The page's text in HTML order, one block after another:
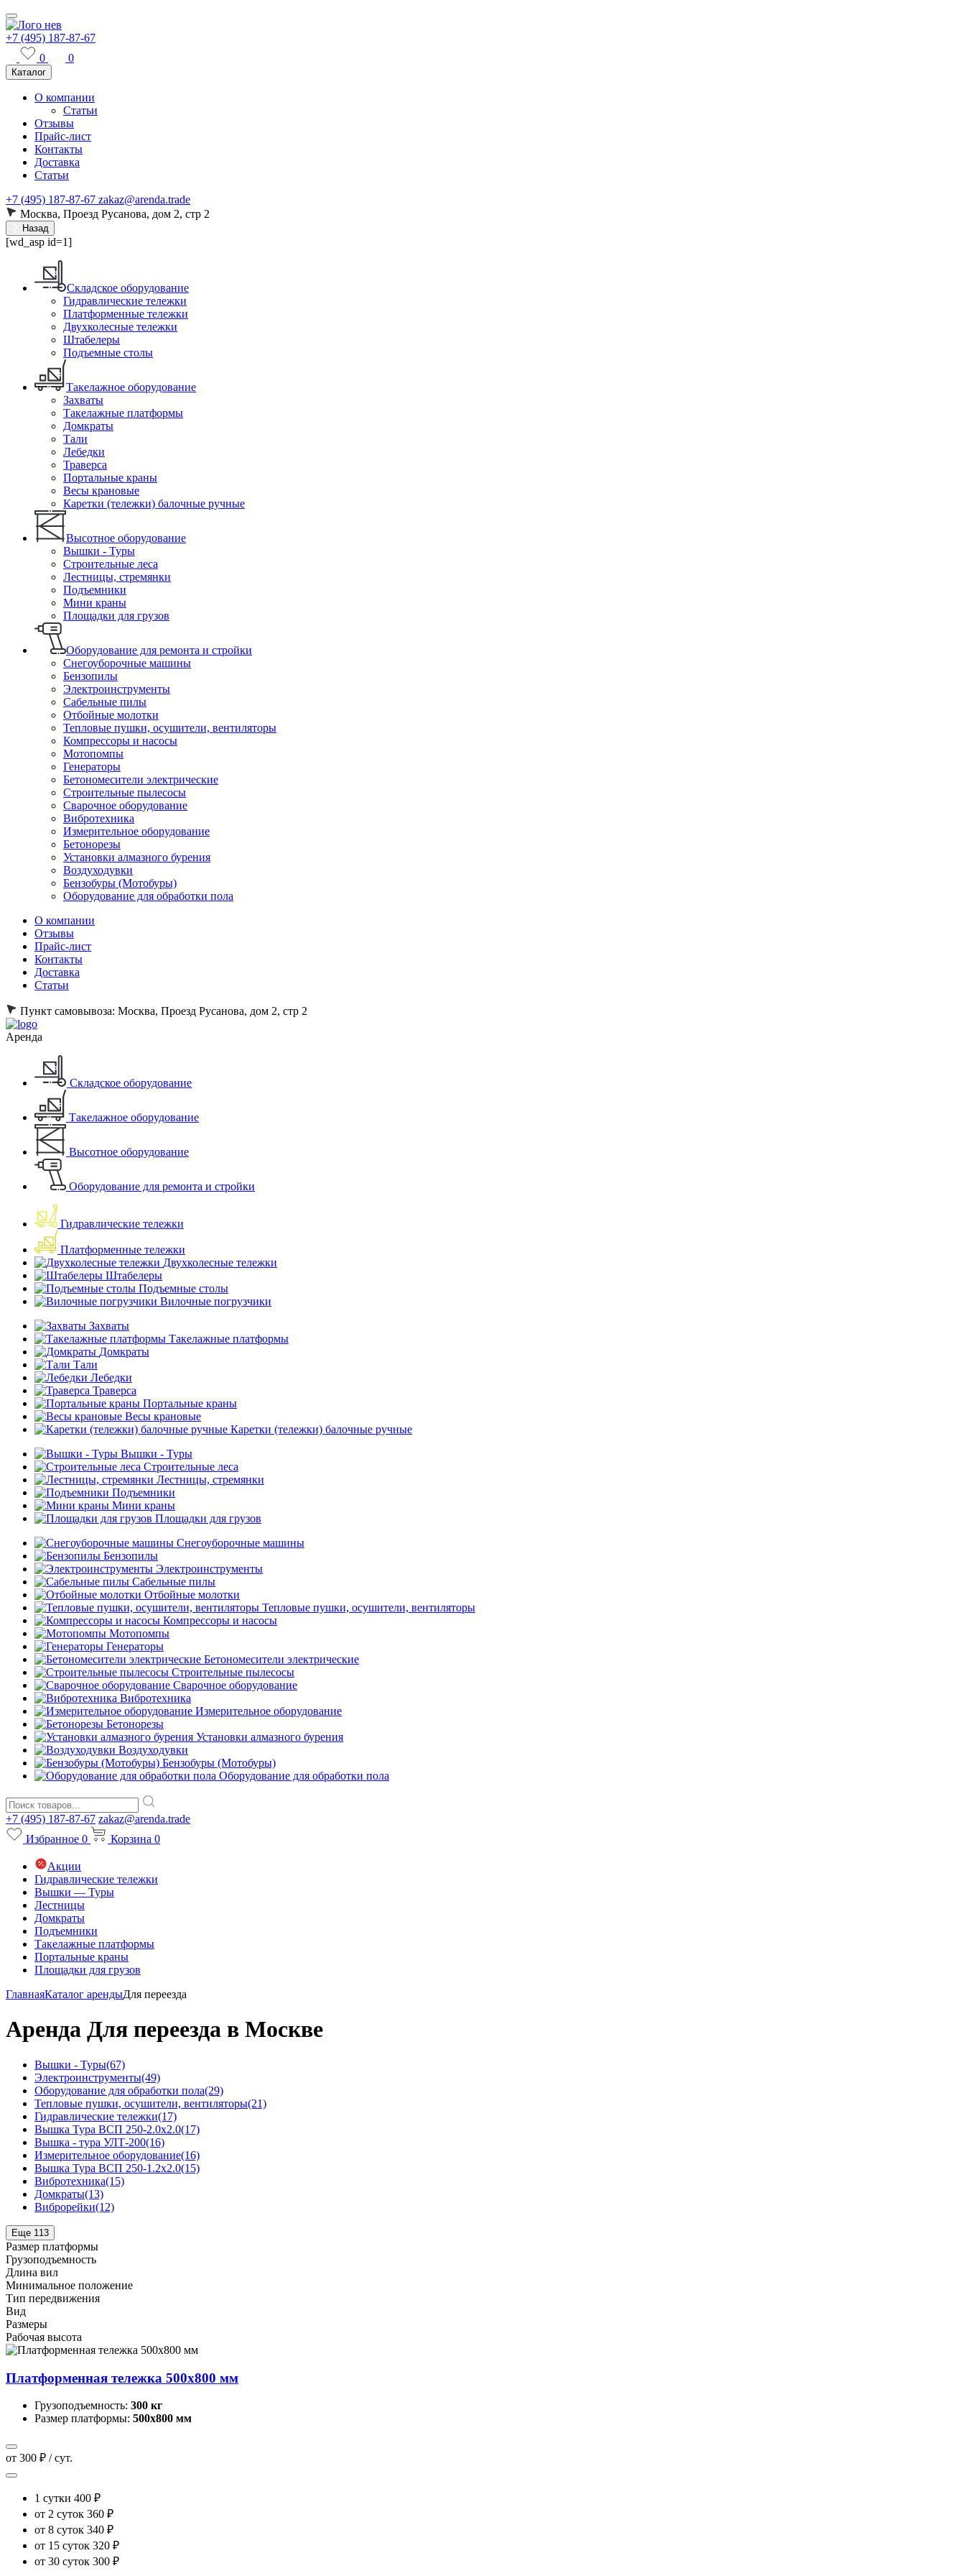
+7 (495) 187-87-67
0
0
Каталог
О компании
Статьи
Отзывы
Прайс-лист
Контакты
Доставка
Статьи
+7 (495) 187-87-67 zakaz@arenda.trade
Москва, Проезд Русанова, дом 2, стр 2
Назад
[wd_asp id=1]
Складское оборудование
Гидравлические тележки
Платформенные тележки
Двухколесные тележки
Штабелеры
Подъемные столы
Такелажное оборудование
Захваты
Такелажные платформы
Домкраты
Тали
Лебедки
Траверса
Портальные краны
Весы крановые
Каретки (тележки) балочные ручные
Высотное оборудование
Вышки - Туры
Строительные леса
Лестницы, стремянки
Подъемники
Мини краны
Площадки для грузов
Оборудование для ремонта и стройки
Снегоуборочные машины
Бензопилы
Электроинструменты
Сабельные пилы
Отбойные молотки
Тепловые пушки, осушители, вентиляторы
Компрессоры и насосы
Мотопомпы
Генераторы
Бетономесители электрические
Строительные пылесосы
Сварочное оборудование
Вибротехника
Измерительное оборудование
Бетонорезы
Установки алмазного бурения
Воздуходувки
Бензобуры (Мотобуры)
Оборудование для обработки пола
О компании
Отзывы
Прайс-лист
Контакты
Доставка
Статьи
Пункт самовывоза: Москва, Проезд Русанова, дом 2, стр 2
Аренда
Складское оборудование
Такелажное оборудование
Высотное оборудование
Оборудование для ремонта и стройки
Гидравлические тележки
Платформенные тележки
Двухколесные тележки
Штабелеры
Подъемные столы
Вилочные погрузчики
Захваты
Такелажные платформы
Домкраты
Тали
Лебедки
Траверса
Портальные краны
Весы крановые
Каретки (тележки) балочные ручные
Вышки - Туры
Строительные леса
Лестницы, стремянки
Подъемники
Мини краны
Площадки для грузов
Снегоуборочные машины
Бензопилы
Электроинструменты
Сабельные пилы
Отбойные молотки
Тепловые пушки, осушители, вентиляторы
Компрессоры и насосы
Мотопомпы
Генераторы
Бетономесители электрические
Строительные пылесосы
Сварочное оборудование
Вибротехника
Измерительное оборудование
Бетонорезы
Установки алмазного бурения
Воздуходувки
Бензобуры (Мотобуры)
Оборудование для обработки пола
+7 (495) 187-87-67 zakaz@arenda.trade
Избранное 0 Корзина 0
Акции
Гидравлические тележки
Вышки — Туры
Лестницы
Домкраты
Подъемники
Такелажные платформы
Портальные краны
Площадки для грузов
ГлавнаяКаталог арендыДля переезда
Аренда Для переезда в Москве
Вышки - Туры(67)
Электроинструменты(49)
Оборудование для обработки пола(29)
Тепловые пушки, осушители, вентиляторы(21)
Гидравлические тележки(17)
Вышка Тура ВСП 250-2.0x2.0(17)
Вышка - тура УЛТ-200(16)
Измерительное оборудование(16)
Вышка Тура ВСП 250-1.2x2.0(15)
Вибротехника(15)
Домкраты(13)
Виброрейки(12)
Еще 113
Размер платформы
Грузоподъемность
Длина вил
Минимальное положение
Тип передвижения
Вид
Размеры
Рабочая высота
Платформенная тележка 500х800 мм
Грузоподъемность: 300 кг
Размер платформы: 500х800 мм
от 300 ₽ / сут.
1 сутки 400 ₽
от 2 суток 360 ₽
от 8 суток 340 ₽
от 15 суток 320 ₽
от 30 суток 300 ₽